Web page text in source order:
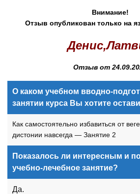
Внимание!
Отзыв опубликован только на
Отзыв от
О каком учебном вводно-
занятии курса Вы хотите
Как самостоятельно избавиться от
дистонии навсегда — Занятие 2
Показалось ли интересным и
учебно-лечебное занятие?
Да.